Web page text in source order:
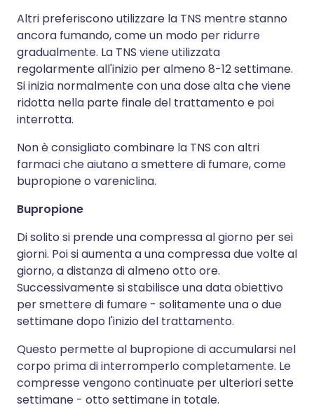
Altri preferiscono utilizzare la TNS mentre stanno
ancora fumando, come un modo per ridurre
gradualmente. La TNS viene utilizzata
regolarmente all'inizio per almeno 8-12 settimane.
Si inizia normalmente con una dose alta che viene
ridotta nella parte finale del trattamento e poi
interrotta.
Non è consigliato combinare la TNS con altri
farmaci che aiutano a smettere di fumare, come
bupropione o vareniclina.
Bupropione
Di solito si prende una compressa al giorno per sei
giorni. Poi si aumenta a una compressa due volte al
giorno, a distanza di almeno otto ore.
Successivamente si stabilisce una data obiettivo
per smettere di fumare - solitamente una o due
settimane dopo l'inizio del trattamento.
Questo permette al bupropione di accumularsi nel
corpo prima di interromperlo completamente. Le
compresse vengono continuate per ulteriori sette
settimane - otto settimane in totale.